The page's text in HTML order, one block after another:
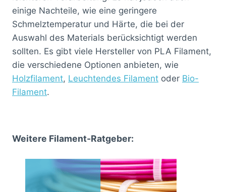
einige Nachteile, wie eine geringere
Schmelztemperatur und Härte, die bei der
Auswahl des Materials berücksichtigt werden
sollten. Es gibt viele Hersteller von PLA Filament,
die verschiedene Optionen anbieten, wie
Holzfilament, Leuchtendes Filament oder Bio-
Filament.
Weitere Filament-Ratgeber: